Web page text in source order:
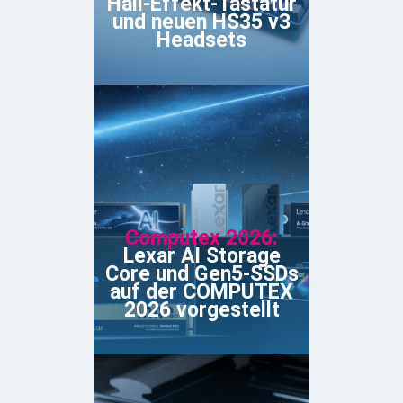
und neuen HS35 v3
Headsets
Computex 2026:
Lexar AI Storage
Core und Gen5-SSDs
auf der COMPUTEX
2026 vorgestellt